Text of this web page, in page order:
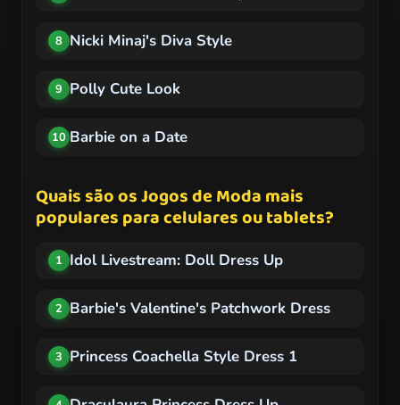
8 Nicki Minaj's Diva Style
9 Polly Cute Look
10 Barbie on a Date
Quais são os Jogos de Moda mais
populares para celulares ou tablets?
1 Idol Livestream: Doll Dress Up
2 Barbie's Valentine's Patchwork Dress
3 Princess Coachella Style Dress 1